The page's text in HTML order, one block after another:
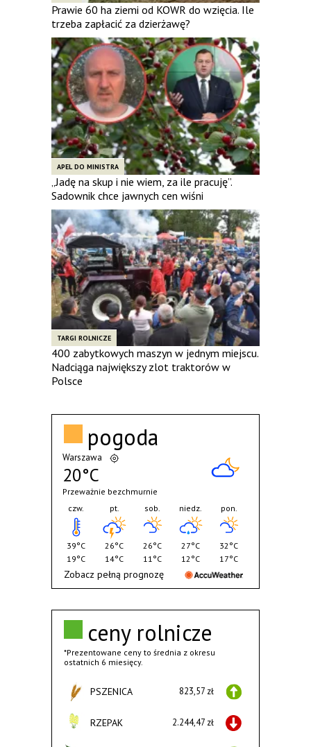
Prawie 60 ha ziemi od KOWR do wzięcia. Ile
trzeba zapłacić za dzierżawę?
APEL DO MINISTRA
„Jadę na skup i nie wiem, za ile pracuję”.
Sadownik chce jawnych cen wiśni
TARGI ROLNICZE
400 zabytkowych maszyn w jednym miejscu.
Nadciąga największy zlot traktorów w
Polsce
ceny rolnicze
*Prezentowane ceny to średnia z okresu
ostatnich 6 miesięcy.
PSZENICA 823,57 zł
RZEPAK 2.244,47 zł
pogoda
Warszawa
20°C
Przeważnie bezchmurnie
czw.
39°C
19°C
pt.
26°C
14°C
sob.
26°C
11°C
niedz.
27°C
12°C
pon.
32°C
17°C
Zobacz pełną prognozę